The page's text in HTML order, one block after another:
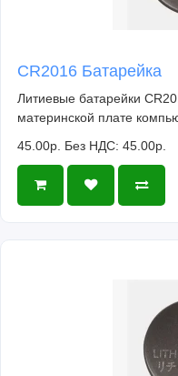
CR2016 Батарейка
Литиевые батарейки
материнской плате
45.00р. Без НДС: 45.00р.